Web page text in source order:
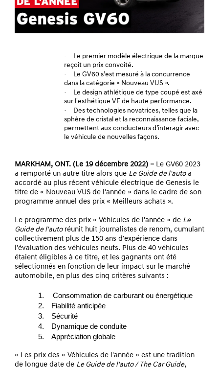
·
Le premier modèle électrique de la marque
reçoit un prix convoité.
·
Le GV60 s’est mesuré à la concurrence
dans la catégorie « Nouveau VUS ».
·
Le design athlétique de type coupé est axé
sur l'esthétique VE de haute performance.
·
Des technologies novatrices, telles que la
sphère de cristal et la reconnaissance faciale,
permettent aux conducteurs d’interagir avec
le véhicule de nouvelles façons.
MARKHAM, ONT. (Le 19 décembre 2022) – Le GV60 2023
a remporté un autre titre alors que Le Guide de l'autoa
accordé au plus récent véhicule électrique de Genesis le
titre de « Nouveau VUS de l'année » dans le cadre de son
programme annuel des prix « Meilleurs achats ».
Le programme des prix « Véhicules de l'année » de Le
Guide de l'autoréunit huit journalistes de renom, cumulant
collectivement plus de 150 ans d'expérience dans
l'évaluation des véhicules neufs. Plus de 40 véhicules
étaient éligibles à ce titre, et les gagnants ont été
sélectionnés en fonction de leur impact sur le marché
automobile, en plus des cinq critères suivants :
1.
Consommation de carburant ou énergétique
2.
Fiabilité anticipée
3.
Sécurité
4.
Dynamique de conduite
5.
Appréciation globale
« Les prix des « Véhicules de l'année » est une tradition
de longue date de Le Guide de l'auto / The Car Guide,